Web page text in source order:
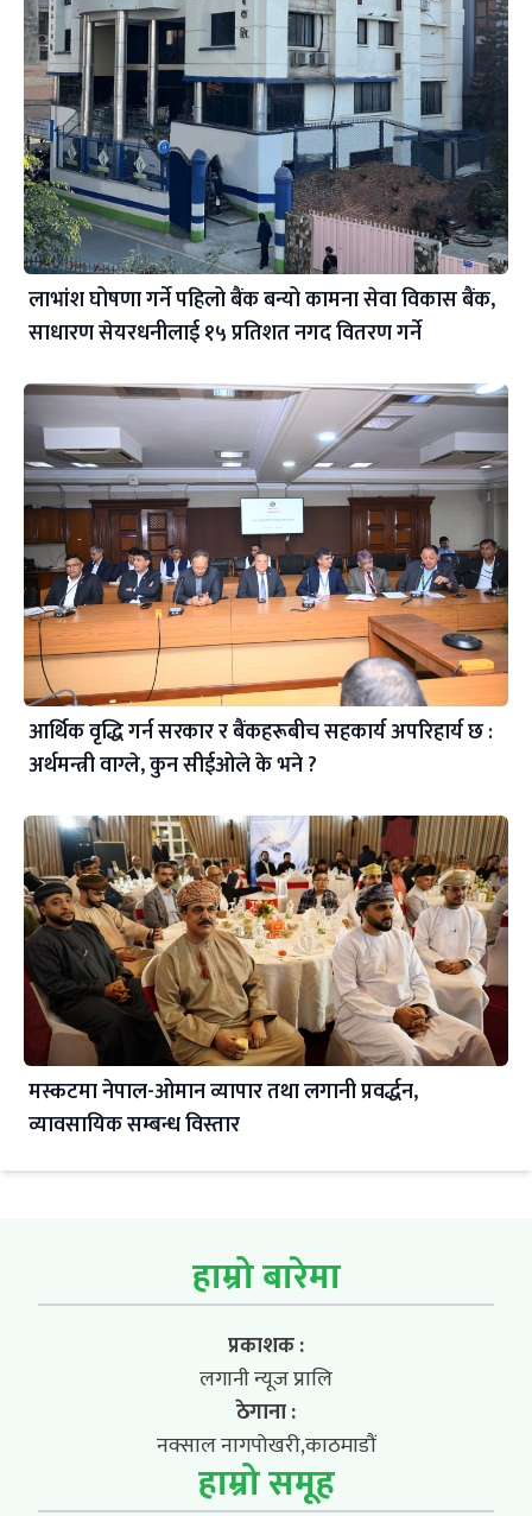
लाभांश घोषणा गर्ने पहिलो बैंक बन्यो कामना सेवा विकास बैंक,
साधारण सेयरधनीलाई १५ प्रतिशत नगद वितरण गर्ने
आर्थिक वृद्धि गर्न सरकार र बैंकहरूबीच सहकार्य अपरिहार्य छ :
अर्थमन्त्री वाग्ले, कुन सीईओले के भने ?
मस्कटमा नेपाल-ओमान व्यापार तथा लगानी प्रवर्द्धन,
व्यावसायिक सम्बन्ध विस्तार
हाम्रो बारेमा
प्रकाशक :
लगानी न्यूज प्रालि
ठेगाना :
नक्साल नागपोखरी,काठमाडौं
हाम्रो समूह